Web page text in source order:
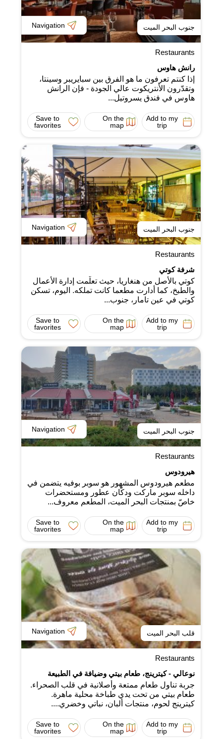
جنوب البحر الميت Navigation
Restaurants
رانش هاوس
إذا كنتم تعرفون ما هو الفرق بين سبايريبر وسينتا،
وتقدّرون الأنتريكوت عالي الجودة - فإن الرانش
هاوس في فندق يسروتيل...
Add to my
trip
On the
map
Save to
favorites
جنوب البحر الميت Navigation
Restaurants
شرفة كوتي
كوتي بالأصل من هنغاريا، حيث تعلّمت إدارة الأعمال
والطبخ، كما أدارت مطعما كانت تملكه. اليوم، تسكن
كوتي في عين تامار، جنوب...
Add to my
trip
On the
map
Save to
favorites
جنوب البحر الميت Navigation
Restaurants
هيرودوس
مطعم هيرودوس المشهور هو سوبر بوفيه يتضمن في
داخله سوبر ماركت ودكّان عطور ومستحضرات
خاصّ بمنتجات البحر الميت، المطعم معروف...
Add to my
trip
On the
map
Save to
favorites
قلب البحر الميت Navigation
Restaurants
نوعالي - كيترينج، طعام بيتي وضيافة في الطبيعة
جربة تناول طعام ممتعة وأصلانية في قلب الصحراء.
طعام بيتي من تحت يدي طباخة محلية ماهرة.
كيترينج لحوم، منتجات ألبان، نباتي وخضري....
Add to my
trip
On the
map
Save to
favorites